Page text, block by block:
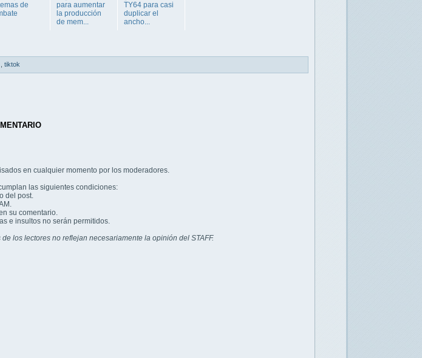
de
para aumentar
la producción
de mem...
TY64 para casi
duplicar el
ancho...
tiktok
en cualquier momento por los moderadores.
las siguientes condiciones:
del post.
su comentario.
e insultos no serán permitidos.
los lectores no reflejan necesariamente la opinión del STAFF.